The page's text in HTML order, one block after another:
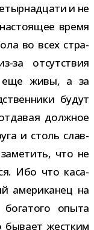
и не
время
во всех стра­
​за отсут­ствия
еще живы, а за
будут
долж­ное
и столь слав­
что не
Ибо что каса­
аме­ри­ка­нец на
бога­того опыта
бывает жест­ким